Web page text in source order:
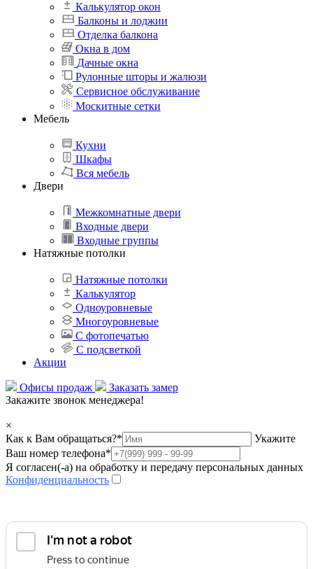
Калькулятор окон
Балконы и лоджии
Отделка балкона
Окна в дом
Дачные окна
Рулонные шторы и жалюзи
Сервисное обслуживание
Москитные сетки
Мебель
Кухни
Шкафы
Вся мебель
Двери
Межкомнатные двери
Входные двери
Входные группы
Натяжные потолки
Натяжные потолки
Калькулятор
Одноуровневые
Многоуровневые
С фотопечатью
С подсветкой
Акции
Офисы продаж
Заказать замер
Закажите звонок менеджера!
×
Как к Вам обращаться?*
Укажите
Ваш номер телефона*
Я согласен(-а) на обработку и передачу персональных данных
Конфиденциальность